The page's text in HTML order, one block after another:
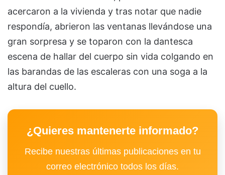
acercaron a la vivienda y tras notar que nadie
respondía, abrieron las ventanas llevándose una
gran sorpresa y se toparon con la dantesca
escena de hallar del cuerpo sin vida colgando en
las barandas de las escaleras con una soga a la
altura del cuello.
¿Quieres mantenerte informado?
Recibe nuestras últimas publicaciones en tu
correo electrónico todos los días.